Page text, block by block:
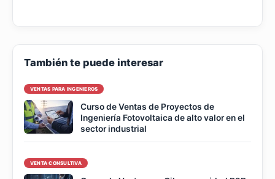
También te puede interesar
VENTAS PARA INGENIEROS
Curso de Ventas de Proyectos de
Ingeniería Fotovoltaica de alto valor en el
sector industrial
VENTA CONSULTIVA